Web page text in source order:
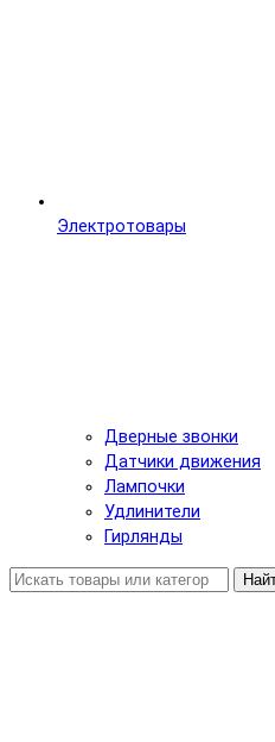
Электротовары
Дверные звонки
Датчики движения
Лампочки
Удлинители
Гирлянды